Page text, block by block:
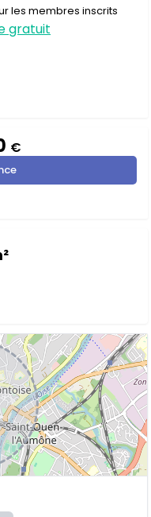
les membres inscrits
gratuit
€